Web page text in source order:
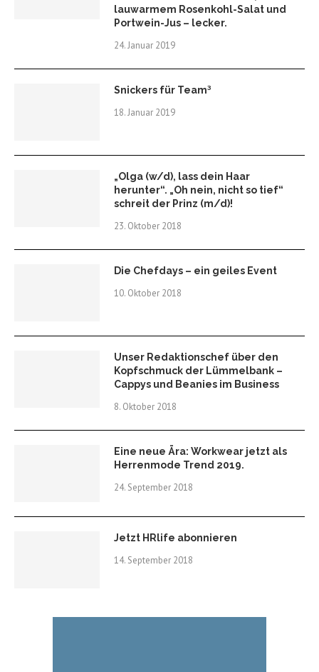
lauwarmem Rosenkohl-Salat und
Portwein-Jus – lecker.
24. Januar 2019
Snickers für Team³
18. Januar 2019
„Olga (w/d), lass dein Haar
herunter“. „Oh nein, nicht so tief“
schreit der Prinz (m/d)!
23. Oktober 2018
Die Chefdays – ein geiles Event
10. Oktober 2018
Unser Redaktionschef über den
Kopfschmuck der Lümmelbank –
Cappys und Beanies im Business
8. Oktober 2018
Eine neue Ära: Workwear jetzt als
Herrenmode Trend 2019.
24. September 2018
Jetzt HRlife abonnieren
14. September 2018